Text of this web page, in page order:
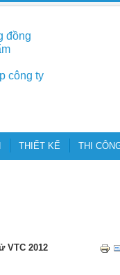
đồng
công ty
THIẾT KẾ THI
VTC 2012